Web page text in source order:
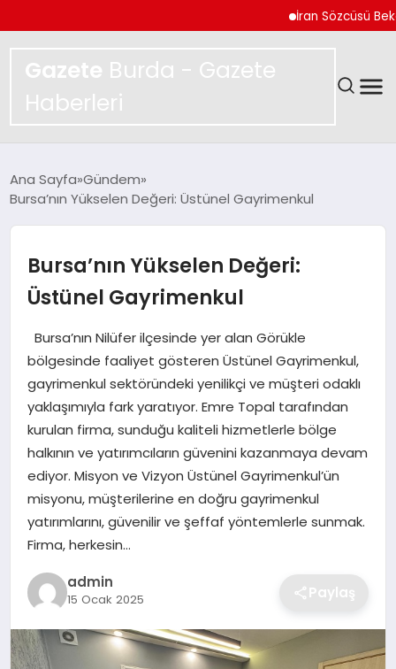
İran Sözcüsü Bekayi
Gazete Burda - Gazete
Haberleri
MAGAZIN
YAŞAM
EKONOMI
TEKNOLOJI
SAĞLIK
EĞITIM
DÜNYA
SIYASET
Ana Sayfa Gündem
Bursa’nın Yükselen Değeri: Üstünel Gayrimenkul
Bursa’nın Yükselen Değeri:
Üstünel Gayrimenkul
Bursa’nın Nilüfer ilçesinde yer alan Görükle
bölgesinde faaliyet gösteren Üstünel Gayrimenkul,
gayrimenkul sektöründeki yenilikçi ve müşteri odaklı
yaklaşımıyla fark yaratıyor. Emre Topal tarafından
kurulan firma, sunduğu kaliteli hizmetlerle bölge
halkının ve yatırımcıların güvenini kazanmaya devam
ediyor. Misyon ve Vizyon Üstünel Gayrimenkul’ün
misyonu, müşterilerine en doğru gayrimenkul
yatırımlarını, güvenilir ve şeffaf yöntemlerle sunmak.
Firma, herkesin…
admin
15 Ocak 2025 Paylaş